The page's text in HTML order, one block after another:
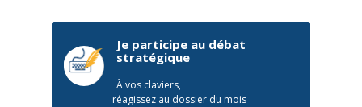
Je participe au débat
stratégique
À vos claviers,
réagissez au dossier du mois